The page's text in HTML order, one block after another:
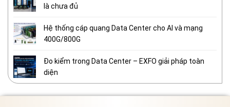
là chưa đủ
Hệ thống cáp quang Data Center cho AI và mạng
400G/800G
Đo kiểm trong Data Center – EXFO giải pháp toàn
diện